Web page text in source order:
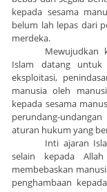
kepada sesama
belum lah lepas dari
merdeka.
Mewujudkan
Islam datang untuk
eksploitasi,
manusia oleh
kepada sesama
perundang-
aturan hukum yang
Inti ajaran
selain kepada
membebaskan
penghambaan